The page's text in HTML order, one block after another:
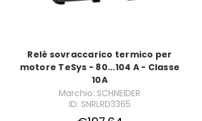
Relè sovraccarico termico per
motore TeSys - 80...104 A - Classe
10A
Marchio: SCHNEIDER
ID: SNRLRD3365